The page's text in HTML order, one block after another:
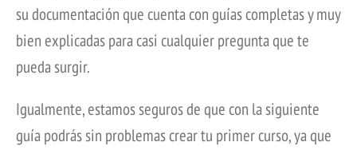
su documentación que cuenta con guías completas y muy
bien explicadas para casi cualquier pregunta que te
pueda surgir.
Igualmente, estamos seguros de que con la siguiente
guía podrás sin problemas crear tu primer curso, ya que